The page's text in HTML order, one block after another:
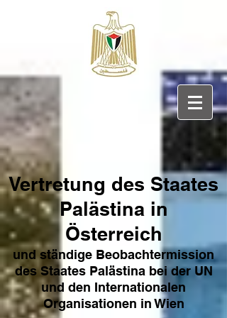
Vertretung des Staates
Palästina in
Österreich
und ständige Beobachtermission
des Staates Palästina bei der UN
und den Internationalen
Organisationen in Wien